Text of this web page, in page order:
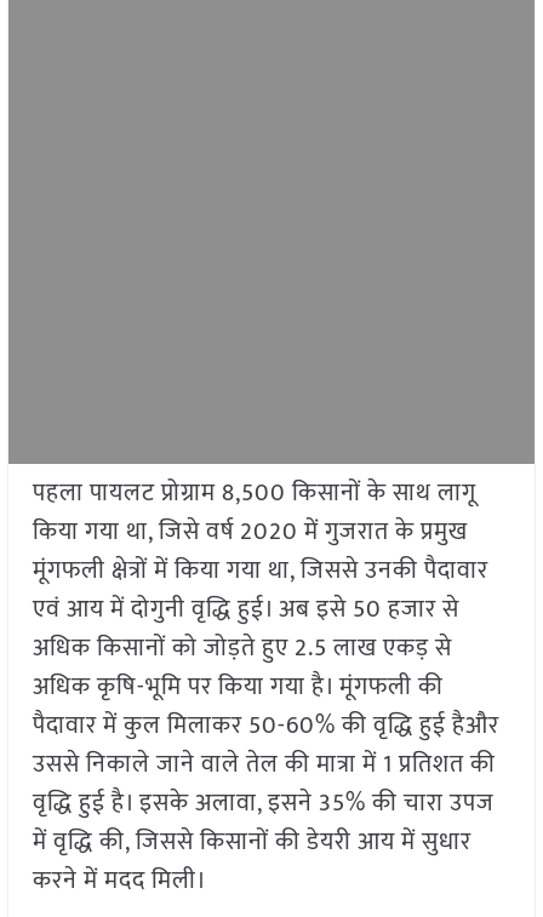
पहला पायलट प्रोग्राम 8,500 किसानों के साथ लागू
किया गया था, जिसे वर्ष 2020 में गुजरात के प्रमुख
मूंगफली क्षेत्रों में किया गया था, जिससे उनकी पैदावार
एवं आय में दोगुनी वृद्धि हुई। अब इसे 50 हजार से
अधिक किसानों को जोड़ते हुए 2.5 लाख एकड़ से
अधिक कृषि-भूमि पर किया गया है। मूंगफली की
पैदावार में कुल मिलाकर 50-60% की वृद्धि हुई हैऔर
उससे निकाले जाने वाले तेल की मात्रा में 1 प्रतिशत की
वृद्धि हुई है। इसके अलावा, इसने 35% की चारा उपज
में वृद्धि की, जिससे किसानों की डेयरी आय में सुधार
करने में मदद मिली।